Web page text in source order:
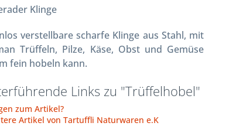
Klinge
verstellbare scharfe Klinge aus Stahl, mit
Trüffeln, Pilze, Käse, Obst und Gemüse
fein hobeln kann.
Links zu "Trüffelhobel"
zum Artikel?
Artikel von Tartuffli Naturwaren e.K